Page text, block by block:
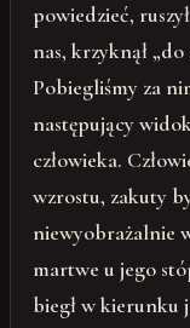
powiedzieć,
nas, krzyknął
Pobiegliśmy za
następujący
człowieka.
wzrostu, zakuty
niewyobrażalnie
martwe u jego
biegł w kierunku